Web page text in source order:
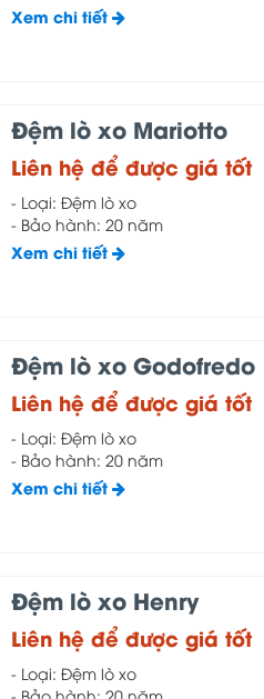
Xem chi tiết
Đệm lò xo Mariotto
Liên hệ để được giá tốt
- Loại: Đệm lò xo
- Bảo hành: 20 năm
Xem chi tiết
Đệm lò xo Godofredo
Liên hệ để được giá tốt
- Loại: Đệm lò xo
- Bảo hành: 20 năm
Xem chi tiết
Đệm lò xo Henry
Liên hệ để được giá tốt
- Loại: Đệm lò xo